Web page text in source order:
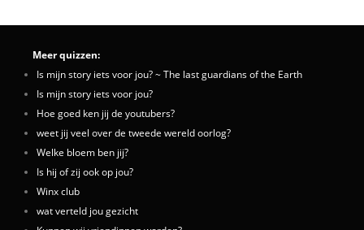
Meer quizzen:
Is mijn story iets voor jou? ~ The last guardians of the Earth
Is mijn story iets voor jou?
Hoe goed ken jij de youtubers?
weet jij veel over de tweede wereld oorlog?
Welke bloem ben jij?
Is hij of zij ook op jou?
Winx club
wat verteld jou gezicht